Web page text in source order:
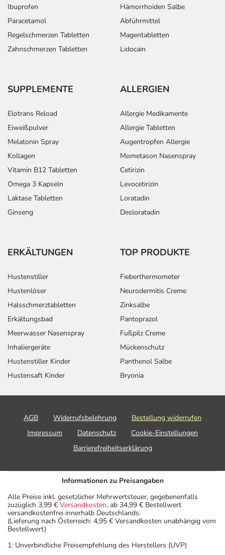
Ibuprofen
Paracetamol
Regelschmerzen Tabletten
Zahnschmerzen Tabletten
Hämorrhoiden Salbe
Abführmittel
Magentabletten
Lidocain
SUPPLEMENTE
Elotrans Reload
Eiweißpulver
Melatonin Spray
Kollagen
Vitamin B12 Tabletten
Omega 3 Kapseln
Laktase Tabletten
Ginseng
ALLERGIEN
Allergie Medikamente
Allergie Tabletten
Augentropfen Allergie
Mometason Nasenspray
Cetirizin
Levocetirizin
Loratadin
Desloratadin
ERKÄLTUNGEN
Hustenstiller
Hustenlöser
Halsschmerztabletten
Erkältungsbad
Meerwasser Nasenspray
Inhaliergeräte
Hustenstiller Kinder
Hustensaft Kinder
TOP PRODUKTE
Fieberthermometer
Neurodermitis Creme
Zinksalbe
Pantoprazol
Fußpilz Creme
Mückenschutz
Panthenol Salbe
Bryonia
AGB Widerrufsbelehrung
Bestellung widerrufen
Impressum
Datenschutz
Cookie-Einstellungen
Barrierefreiheitserklärung
Informationen zu Preisangaben
Alle Preise inkl. gesetzlicher Mehrwertsteuer, gegebenenfalls
zuzüglich 3,99 € Versandkosten, ab 34,99 € Bestellwert
versandkostenfrei innerhalb Deutschlands.
(Lieferung nach Österreich: 4,95 € Versandkosten unabhängig vom
Bestellwert)
1: Unverbindliche Preisempfehlung des Herstellers (UVP)